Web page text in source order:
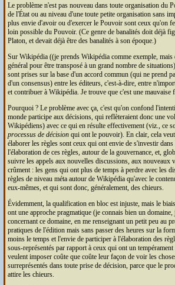
Le problème n'est pas nouveau dans toute organisation du
de l'État ou au niveau d'une toute petite organisation sans
plus envie d'avoir ou d'exercer le Pouvoir sont ceux qu'on
loin possible du Pouvoir. (Ce genre de banalités doit déjà
Platon, et devait déjà être des banalités à son époque.)
Sur Wikipédia ((je prends Wikipédia comme exemple, mais
général pour être transposé à un grand nombre de
sont prises sur la base d'un accord commun (qui ne prend
d'un consensus) entre les éditeurs, c'est-à-dire, entre
et contribuer à Wikipédia. Je trouve que c'est une mauvaise
Pourquoi ? Le problème avec ça, c'est qu'on confond
monde participe aux décisions, qui reflèteraient donc une
Wikipédiens) avec ce qui en résulte effectivement (viz., ce
processus de décisionqui ont le pouvoir). En clair, cela
élaborer les règles sont ceux qui ont envie de s'investir dans
l'élaboration de ces règles, autour de la gouvernance, et,
suivre les appels aux nouvelles discussions, aux nouveaux
crûment : les gens qui ont plus de temps à perdre avec les
règles de niveau méta autour de Wikipédia qu'avec le
eux-mêmes, et qui sont donc, généralement, des chieurs.
Évidemment, la qualification en bloc est injuste, mais le
ont une approche pragmatique (je connais bien un
concernant ce domaine, en me renseignant un petit peu au
pratiques de l'édition mais sans passer des heures sur la
moins le temps et l'envie de participer à l'élaboration des
sous-représentés par rapport à ceux qui ont un
veulent imposer coûte que coûte leur façon de voir les
surreprésentés dans toute prise de décision, parce que le
attire les chieurs.